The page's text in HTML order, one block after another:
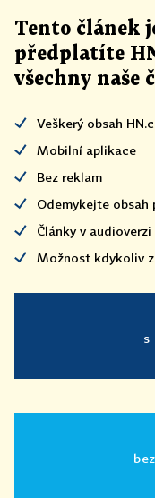
Tento článek
předplatíte
všechny naše
Veškerý obsah
Mobilní aplikace
Bez reklam
Odemykejte obsah
Články v
Možnost kdykoliv
s